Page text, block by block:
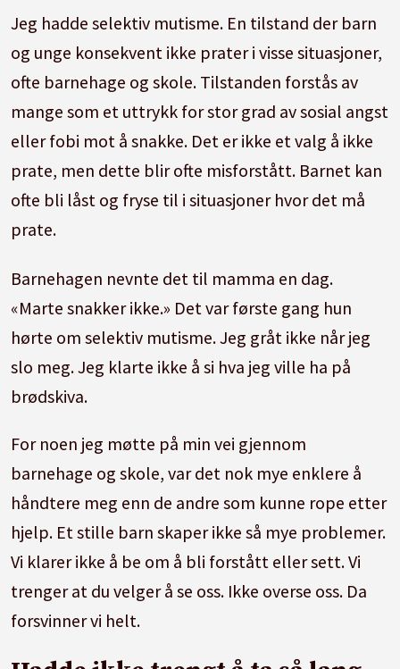
Jeg hadde selektiv mutisme. En tilstand der barn
og unge konsekvent ikke prater i visse situasjoner,
ofte barnehage og skole. Tilstanden forstås av
mange som et uttrykk for stor grad av sosial angst
eller fobi mot å snakke. Det er ikke et valg å ikke
prate, men dette blir ofte misforstått. Barnet kan
ofte bli låst og fryse til i situasjoner hvor det må
prate.
Barnehagen nevnte det til mamma en dag.
«Marte snakker ikke.» Det var første gang hun
hørte om selektiv mutisme. Jeg gråt ikke når jeg
slo meg. Jeg klarte ikke å si hva jeg ville ha på
brødskiva.
For noen jeg møtte på min vei gjennom
barnehage og skole, var det nok mye enklere å
håndtere meg enn de andre som kunne rope etter
hjelp. Et stille barn skaper ikke så mye problemer.
Vi klarer ikke å be om å bli forstått eller sett. Vi
trenger at du velger å se oss. Ikke overse oss. Da
forsvinner vi helt.